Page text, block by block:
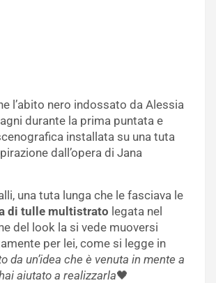
l’abito nero indossato da Alessia
durante la prima puntata e
installata su una tuta
dall’opera di Jana
una tuta lunga che le fasciava le
di tulle multistrato legata nel
del look la si vede muoversi
per lei, come si legge in
da un’idea che è venuta in mente a
aiutato a realizzarla🖤